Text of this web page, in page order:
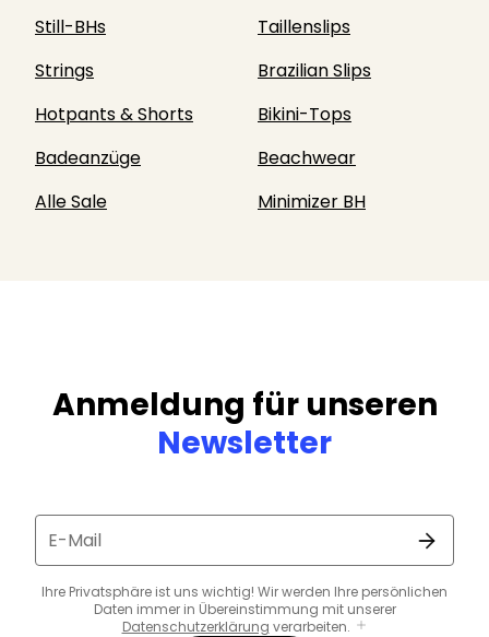
Still-BHs
Taillenslips
Strings
Brazilian Slips
Hotpants & Shorts
Bikini-Tops
Badeanzüge
Beachwear
Alle Sale
Minimizer BH
Anmeldung für unseren
Newsletter
E-Mail
Ihre Privatsphäre ist uns wichtig! Wir werden Ihre persönlichen
Daten immer in Übereinstimmung mit unserer
Datenschutzerklärung verarbeiten.